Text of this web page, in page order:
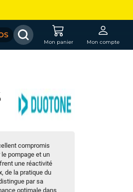
Mon panier Mon compte
compromis
pompage et un
une réactivité
de la pratique du
par sa
optimale dans